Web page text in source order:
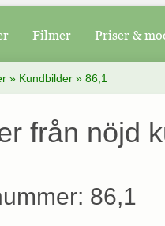
Filmer Priser &
» Kundbilder» 86,1
från nöjd
86,1